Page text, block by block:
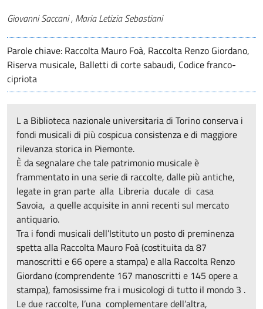
Autori
Giovanni Saccani , Maria Letizia Sebastiani
Parole chiave: Raccolta Mauro Foà, Raccolta Renzo Giordano,
Riserva musicale, Balletti di corte sabaudi, Codice franco-
cipriota
L a Biblioteca nazionale universitaria di Torino conserva i
fondi musicali di più cospicua consistenza e di maggiore
rilevanza storica in Piemonte.
È da segnalare che tale patrimonio musicale è
frammentato in una serie di raccolte, dalle più antiche,
legate in gran parte alla Libreria ducale di casa
Savoia, a quelle acquisite in anni recenti sul mercato
antiquario.
Tra i fondi musicali dell’Istituto un posto di preminenza
spetta alla Raccolta Mauro Foà (costituita da 87
manoscritti e 66 opere a stampa) e alla Raccolta Renzo
Giordano (comprendente 167 manoscritti e 145 opere a
stampa), famosissime fra i musicologi di tutto il mondo 3 .
Le due raccolte, l’una complementare dell’altra,